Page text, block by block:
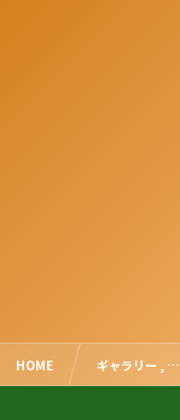
HOME ギャラリー , …